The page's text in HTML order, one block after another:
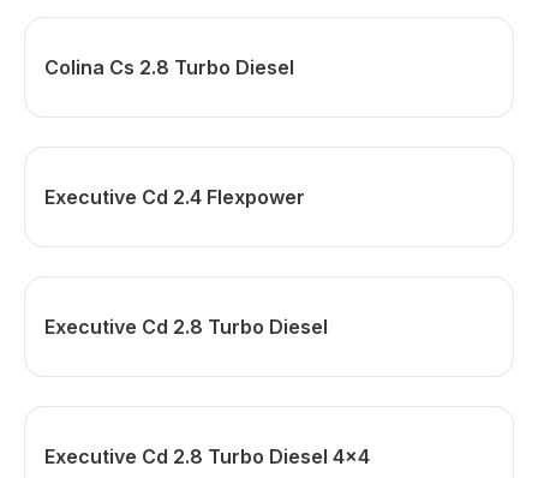
Colina Cs 2.8 Turbo Diesel
Executive Cd 2.4 Flexpower
Executive Cd 2.8 Turbo Diesel
Executive Cd 2.8 Turbo Diesel 4x4